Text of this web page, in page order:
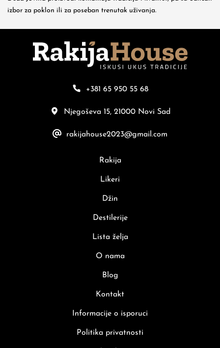
izbor za poklon ili za poseban trenutak uživanja.
+381 65 950 55 68
Njegoševa 15, 21000 Novi Sad
rakijahouse2023@gmail.com
Rakija
Likeri
Džin
Destilerije
Lista želja
O nama
Blog
Kontakt
Informacije o isporuci
Politika privatnosti